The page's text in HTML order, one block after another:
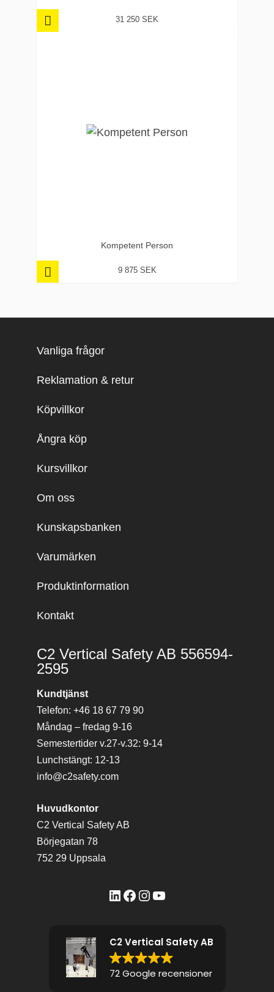
31 250 SEK
Kompetent Person
9 875 SEK
Vanliga frågor
Reklamation & retur
Köpvillkor
Ångra köp
Kursvillkor
Om oss
Kunskapsbanken
Varumärken
Produktinformation
Kontakt
C2 Vertical Safety AB 556594-
2595
Kundtjänst
Telefon: +46 18 67 79 90
Måndag – fredag 9-16
Semestertider v.27-v.32: 9-14
Lunchstängt: 12-13
info@c2safety.com
Huvudkontor
C2 Vertical Safety AB
Börjegatan 78
752 29 Uppsala
LinkedIn
Facebook
Instagram
YouTube
C2 Vertical Safety AB
72 Google recensioner